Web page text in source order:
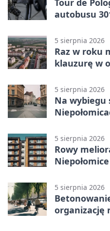
Tour de
autobusu
5 sierpnia 2026
Raz w roku
klauzurę w
5 sierpnia 2026
Na wybiegu
5 sierpnia 2026
Rowy
5 sierpnia 2026
organizację